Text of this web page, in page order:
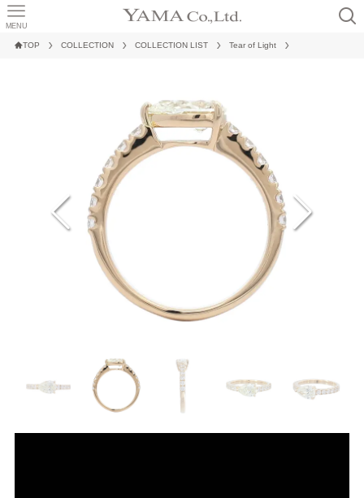
MENU
TOP COLLECTION COLLECTION LIST Tear of Light